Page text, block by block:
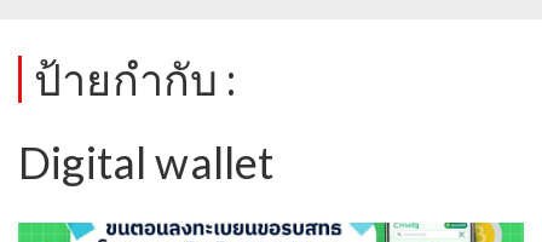
ป้ายกำกับ :
Digital wallet